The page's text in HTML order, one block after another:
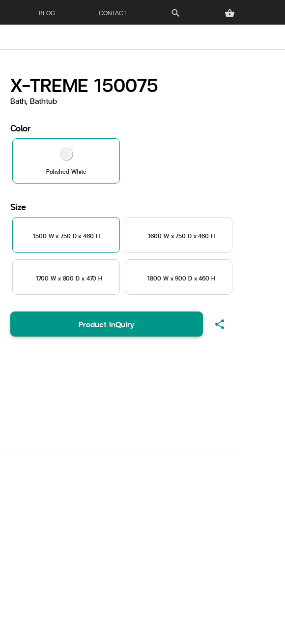
BLOG CONTACT search shopping_basket
X-TREME 150075
Bath, Bathtub
Color
Polished White
Size
1500 W x 750 D x 460 H 1600 W x 750 D x 460 H
1700 W x 800 D x 470 H 1800 W x 900 D x 460 H
Product InQuiry share